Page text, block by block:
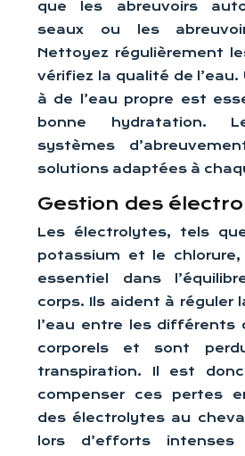
que les abreuvoirs
seaux ou les
Nettoyez régulièrement
vérifiez la qualité de
à de l’eau propre est
bonne hydratation.
systèmes
solutions adaptées à
Gestion des
Les électrolytes, tels
potassium et le
essentiel dans
corps. Ils aident à réguler
l’eau entre les différents
corporels et sont
transpiration. Il est
compenser ces pertes
des électrolytes au
lors d’efforts